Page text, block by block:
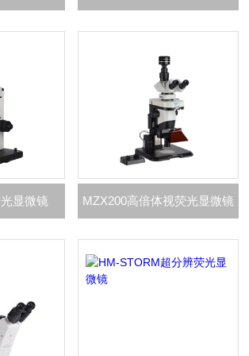
显微镜 MZX200高倍体视荧光显微镜